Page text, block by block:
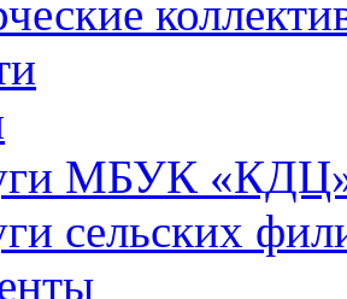
МБУК
сельских